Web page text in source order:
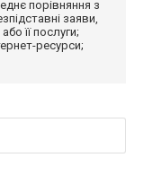
порівняння з
заяви,
її послуги;
ресурси;